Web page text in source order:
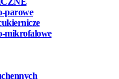
parowe
mikrofalowe